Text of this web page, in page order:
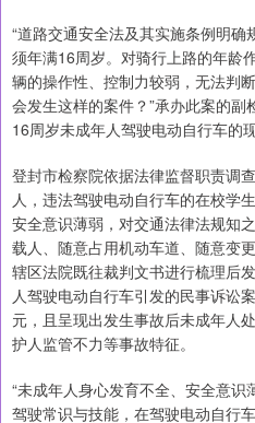
“道路交通安全法及其实施条例明
须年满16周岁。对骑行上路的年龄
辆的操作性、控制力较弱，无法判
会发生这样的案件？”承办此案的
16周岁未成年人驾驶电动自行车的
登封市检察院依据法律监督职责调
人，违法驾驶电动自行车的在校学
安全意识薄弱，对交通法律法规知
载人、随意占用机动车道、随意变
辖区法院既往裁判文书进行梳理后
人驾驶电动自行车引发的民事诉讼
元，且呈现出发生事故后未成年人
护人监管不力等事故特征。
“未成年人身心发育不全、安全意
驾驶常识与技能，在驾驶电动自行